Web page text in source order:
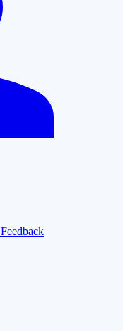
Feedback